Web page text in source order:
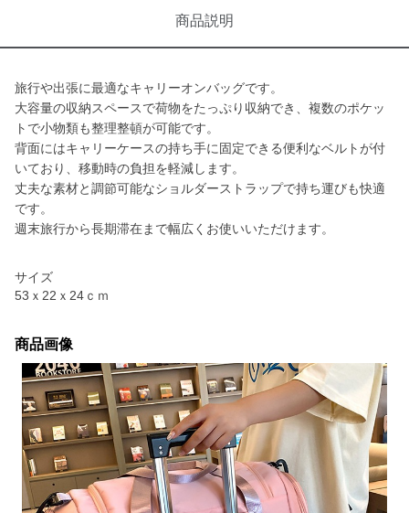
商品説明
旅行や出張に最適なキャリーオンバッグです。
大容量の収納スペースで荷物をたっぷり収納でき、複数のポケッ
トで小物類も整理整頓が可能です。
背面にはキャリーケースの持ち手に固定できる便利なベルトが付
いており、移動時の負担を軽減します。
丈夫な素材と調節可能なショルダーストラップで持ち運びも快適
です。
週末旅行から長期滞在まで幅広くお使いいただけます。
サイズ
53ｘ22ｘ24ｃｍ
商品画像